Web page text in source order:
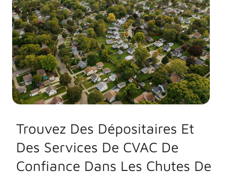
Trouvez Des Dépositaires Et
Des Services De CVAC De
Confiance Dans Les Chutes De